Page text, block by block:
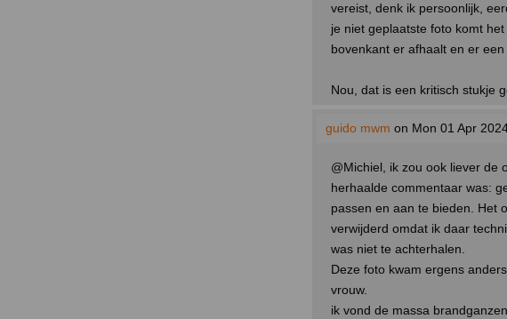
vereist, denk ik persoonlijk,
je niet geplaatste foto komt
bovenkant er afhaalt en er
Nou, dat is een kritisch stukje
guido mwm on Mon 01 Apr
@Michiel, ik zou ook liever de
herhaalde commentaar was:
passen en aan te bieden. Het
verwijderd omdat ik daar
was niet te achterhalen.
Deze foto kwam ergens
vrouw.
ik vond de massa